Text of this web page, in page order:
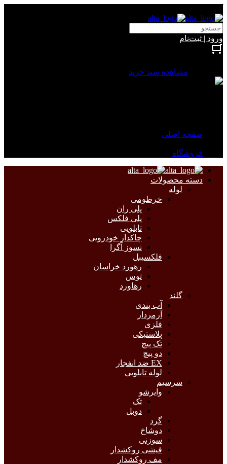
ورود | ثبت‌نام
مشاهده سبد خرید
صفحه اصلی
فروشگاه
دسته محصولات
لوله
خرطومی
پلی ران
پلی فلکس
تابلویی
چاکدار خودرویی
نسوز آگرا
فلکسیبل
رهورد خراسان
توس
رهاورد
گلند
آب بندی
آرمردار
فلزی
پلاستیکی
تک پیچ
دو پیچ
EX ضد انفجار
لوله تابلویی
سرسیم
وایرشو
تک
دوبل
گرد
دوشاخ
سوزنی
فیشی روکشدار
مف روکشدار